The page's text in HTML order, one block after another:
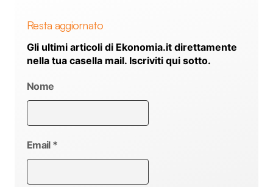
Resta aggiornato
Gli ultimi articoli di Ekonomia.it direttamente
nella tua casella mail. Iscriviti qui sotto.
Nome
Email *